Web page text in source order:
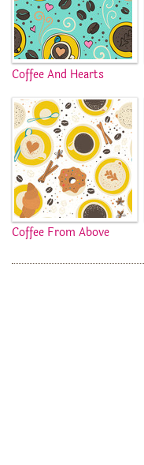
Coffee And Hearts
Coffee From Above